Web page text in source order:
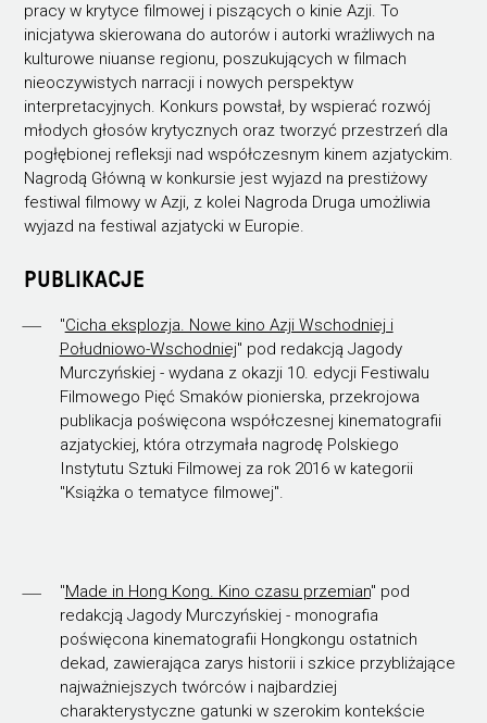
pracy w krytyce filmowej i piszących o kinie Azji. To
inicjatywa skierowana do autorów i autorki wrażliwych na
kulturowe niuanse regionu, poszukujących w filmach
nieoczywistych narracji i nowych perspektyw
interpretacyjnych. Konkurs powstał, by wspierać rozwój
młodych głosów krytycznych oraz tworzyć przestrzeń dla
pogłębionej refleksji nad współczesnym kinem azjatyckim.
Nagrodą Główną w konkursie jest wyjazd na prestiżowy
festiwal filmowy w Azji, z kolei Nagroda Druga umożliwia
wyjazd na festiwal azjatycki w Europie.
PUBLIKACJE
"Cicha eksplozja. Nowe kino Azji Wschodniej i
Południowo-Wschodniej" pod redakcją Jagody
Murczyńskiej - wydana z okazji 10. edycji Festiwalu
Filmowego Pięć Smaków pionierska, przekrojowa
publikacja poświęcona współczesnej kinematografii
azjatyckiej, która otrzymała nagrodę Polskiego
Instytutu Sztuki Filmowej za rok 2016 w kategorii
"Książka o tematyce filmowej".
"Made in Hong Kong. Kino czasu przemian" pod
redakcją Jagody Murczyńskiej - monografia
poświęcona kinematografii Hongkongu ostatnich
dekad, zawierająca zarys historii i szkice przybliżające
najważniejszych twórców i najbardziej
charakterystyczne gatunki w szerokim kontekście